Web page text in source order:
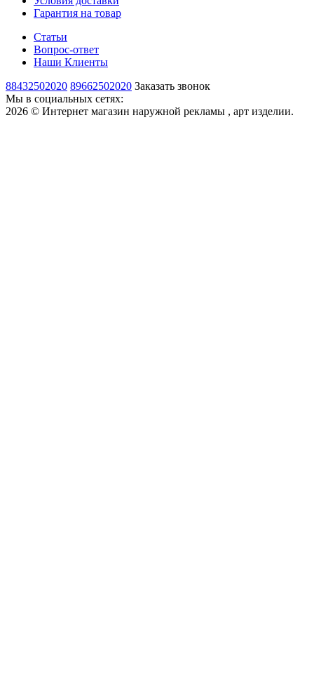
Гарантия на товар
Статьи
Вопрос-ответ
Наши Клиенты
88432502020 89662502020 Заказать звонок
Мы в социальных сетях:
2026 © Интернет магазин наружной рекламы , арт изделии.